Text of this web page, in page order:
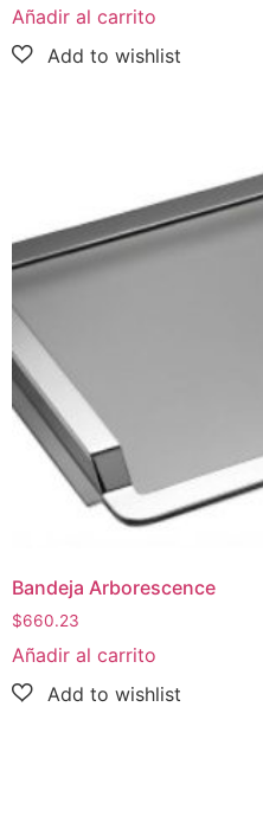
Añadir al carrito
Bandeja Arborescence
$660.23
Añadir al carrito